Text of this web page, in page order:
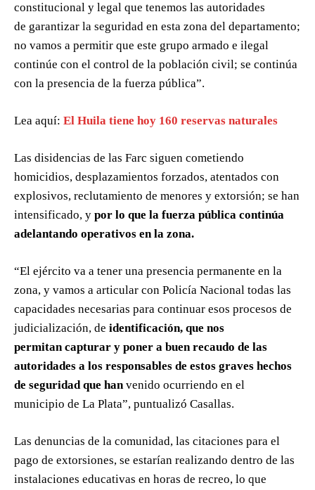
constitucional y legal que tenemos las autoridades
de garantizar la seguridad en esta zona del departamento;
no vamos a permitir que este grupo armado e ilegal
continúe con el control de la población civil; se continúa
con la presencia de la fuerza pública”.
Lea aquí: El Huila tiene hoy 160 reservas naturales
Las disidencias de las Farc siguen cometiendo
homicidios, desplazamientos forzados, atentados con
explosivos, reclutamiento de menores y extorsión; se han
intensificado, y por lo que la fuerza pública continúa
adelantando operativos en la zona.
“El ejército va a tener una presencia permanente en la
zona, y vamos a articular con Policía Nacional todas las
capacidades necesarias para continuar esos procesos de
judicialización, de identificación, que nos
permitan capturar y poner a buen recaudo de las
autoridades a los responsables de estos graves hechos
de seguridad que hanvenido ocurriendo en el
municipio de La Plata”, puntualizó Casallas.
Las denuncias de la comunidad, las citaciones para el
pago de extorsiones, se estarían realizando dentro de las
instalaciones educativas en horas de recreo, lo que